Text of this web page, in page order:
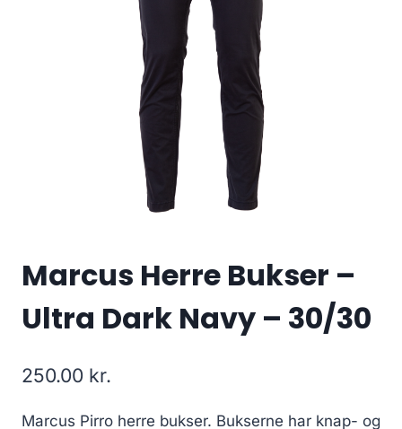
Marcus Herre Bukser –
Ultra Dark Navy – 30/30
250.00 kr.
Marcus Pirro herre bukser. Bukserne har knap- og